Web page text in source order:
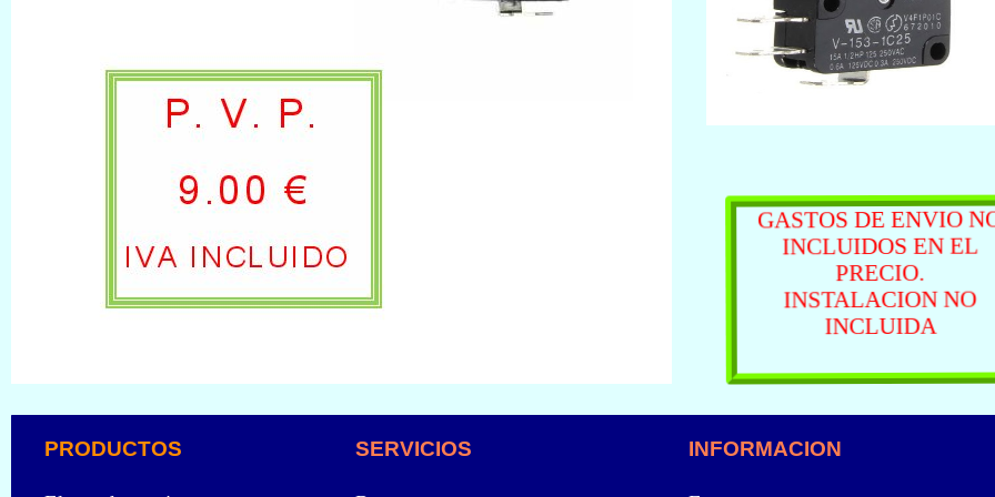
GASTOS DE ENVIO
INCLUIDOS EN EL
PRECIO.
INSTALACION NO
INCLUIDA
INFORMACION
SERVICIOS
PRODUCTOS